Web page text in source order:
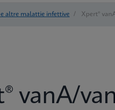
e altre malattie infettive / Xpert®
vanA/